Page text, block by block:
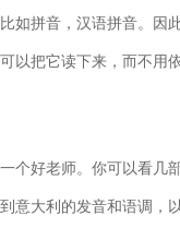
如拼音，汉语拼音。
以把它读下来，而不用
好老师。你可以看几
意大利的发音和语调，